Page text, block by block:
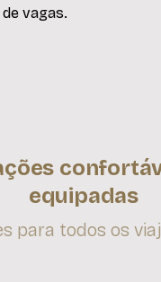
vagas.
equipadas
para todos os